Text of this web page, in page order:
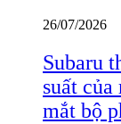
26/07/2026
Subaru
suất
mắt bộ